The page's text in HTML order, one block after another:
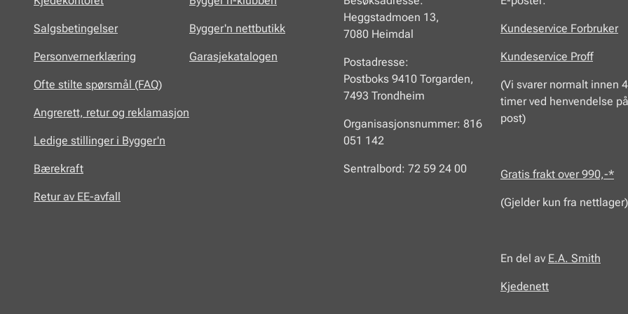
Salgsbetingelser
Personvernerklæring
Ofte stilte spørsmål (FAQ)
Angrerett, retur og reklamasjon
Ledige stillinger i Bygger'n
Bærekraft
Retur av EE-avfall
Bygger'n nettbutikk
Garasjekatalogen
Heggstadmoen 13,
7080 Heimdal
Postadresse:
Postboks 9410 Torgarden,
7493 Trondheim
Organisasjonsnummer: 816
051 142
Sentralbord: 72 59 24 00
Kundeservice Forbruker
Kundeservice Proff
(Vi svarer normalt innen
timer ved henvendelse
post)
Gratis frakt over 990,-*
(Gjelder kun fra nettlager)
En del av E.A. Smith
Kjedenett